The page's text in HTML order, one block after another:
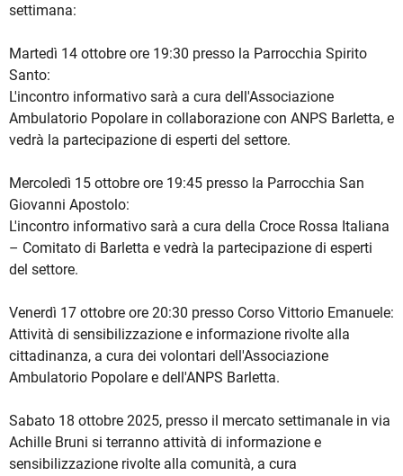
settimana:
Martedì 14 ottobre ore 19:30 presso la Parrocchia Spirito
Santo:
L'incontro informativo sarà a cura dell'Associazione
Ambulatorio Popolare in collaborazione con ANPS Barletta, e
vedrà la partecipazione di esperti del settore.
Mercoledì 15 ottobre ore 19:45 presso la Parrocchia San
Giovanni Apostolo:
L'incontro informativo sarà a cura della Croce Rossa Italiana
– Comitato di Barletta e vedrà la partecipazione di esperti
del settore.
Venerdì 17 ottobre ore 20:30 presso Corso Vittorio Emanuele:
Attività di sensibilizzazione e informazione rivolte alla
cittadinanza, a cura dei volontari dell'Associazione
Ambulatorio Popolare e dell'ANPS Barletta.
Sabato 18 ottobre 2025, presso il mercato settimanale in via
Achille Bruni si terranno attività di informazione e
sensibilizzazione rivolte alla comunità, a cura